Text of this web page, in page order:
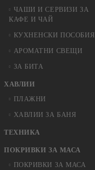
ЧАШИ И СЕРВИЗИ ЗА
КАФЕ И ЧАЙ
КУХНЕНСКИ ПОСОБИЯ
АРОМАТНИ СВЕЩИ
ЗА БИТА
ХАВЛИИ
ПЛАЖНИ
ХАВЛИИ ЗА БАНЯ
ТЕХНИКА
ПОКРИВКИ ЗА МАСА
ПОКРИВКИ ЗА МАСА